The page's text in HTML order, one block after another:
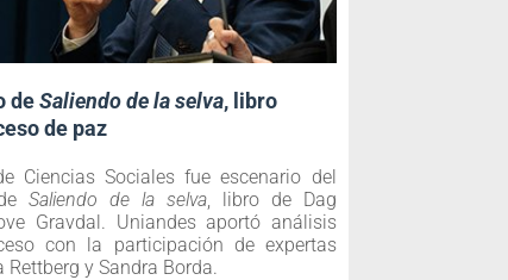
deSaliendo de la selva, libro
de paz
Ciencias Sociales fue escenario del
deSaliendo de la selva, libro de Dag
Gravdal. Uniandes aportó análisis
con la participación de expertas
Rettberg y Sandra Borda.